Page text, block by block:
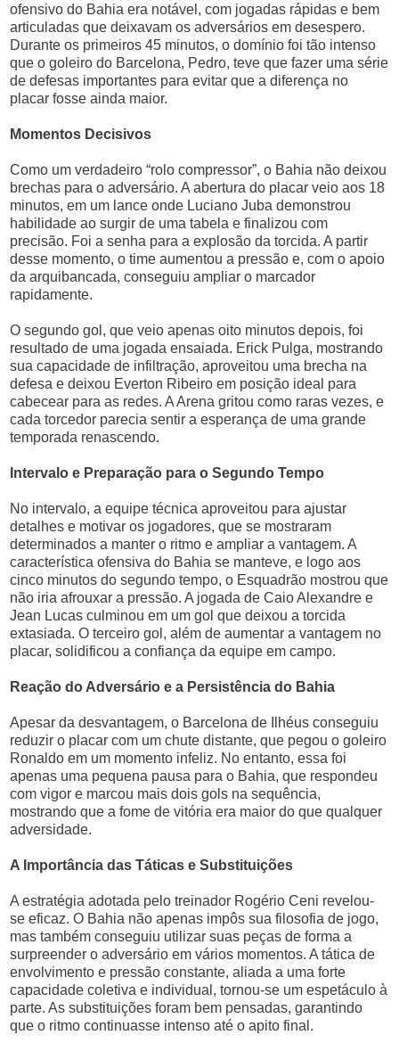
ofensivo do Bahia era notável, com jogadas rápidas e bem
articuladas que deixavam os adversários em desespero.
Durante os primeiros 45 minutos, o domínio foi tão intenso
que o goleiro do Barcelona, Pedro, teve que fazer uma série
de defesas importantes para evitar que a diferença no
placar fosse ainda maior.
Momentos Decisivos
Como um verdadeiro “rolo compressor”, o Bahia não deixou
brechas para o adversário. A abertura do placar veio aos 18
minutos, em um lance onde Luciano Juba demonstrou
habilidade ao surgir de uma tabela e finalizou com
precisão. Foi a senha para a explosão da torcida. A partir
desse momento, o time aumentou a pressão e, com o apoio
da arquibancada, conseguiu ampliar o marcador
rapidamente.
O segundo gol, que veio apenas oito minutos depois, foi
resultado de uma jogada ensaiada. Erick Pulga, mostrando
sua capacidade de infiltração, aproveitou uma brecha na
defesa e deixou Everton Ribeiro em posição ideal para
cabecear para as redes. A Arena gritou como raras vezes, e
cada torcedor parecia sentir a esperança de uma grande
temporada renascendo.
Intervalo e Preparação para o Segundo Tempo
No intervalo, a equipe técnica aproveitou para ajustar
detalhes e motivar os jogadores, que se mostraram
determinados a manter o ritmo e ampliar a vantagem. A
característica ofensiva do Bahia se manteve, e logo aos
cinco minutos do segundo tempo, o Esquadrão mostrou que
não iria afrouxar a pressão. A jogada de Caio Alexandre e
Jean Lucas culminou em um gol que deixou a torcida
extasiada. O terceiro gol, além de aumentar a vantagem no
placar, solidificou a confiança da equipe em campo.
Reação do Adversário e a Persistência do Bahia
Apesar da desvantagem, o Barcelona de Ilhéus conseguiu
reduzir o placar com um chute distante, que pegou o goleiro
Ronaldo em um momento infeliz. No entanto, essa foi
apenas uma pequena pausa para o Bahia, que respondeu
com vigor e marcou mais dois gols na sequência,
mostrando que a fome de vitória era maior do que qualquer
adversidade.
A Importância das Táticas e Substituições
A estratégia adotada pelo treinador Rogério Ceni revelou-
se eficaz. O Bahia não apenas impôs sua filosofia de jogo,
mas também conseguiu utilizar suas peças de forma a
surpreender o adversário em vários momentos. A tática de
envolvimento e pressão constante, aliada a uma forte
capacidade coletiva e individual, tornou-se um espetáculo à
parte. As substituições foram bem pensadas, garantindo
que o ritmo continuasse intenso até o apito final.